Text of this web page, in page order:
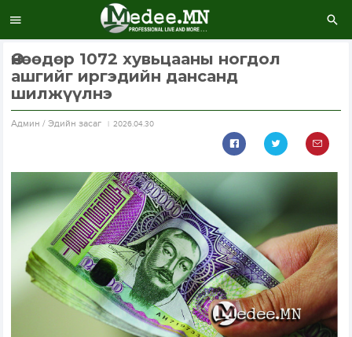
Өнөөдөр 1072 хувьцааны ногдол
ашгийг иргэдийн дансанд
шилжүүлнэ
Aдмин / Эдийн засаг 2026.04.30